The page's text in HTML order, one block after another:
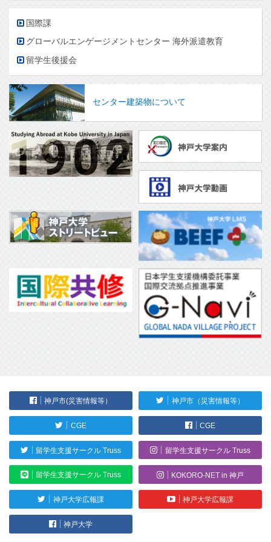
国際課
グローバルエンゲージメントセンター 海外派遣教育
留学生後援会
センター建築物について
神戸市(災害情報等） 神戸市（災害情報等）
CGE CGE
留学生支援サークル Truss 留学生支援サークル Truss
留学生支援サークル Truss KOKORO-NET in 神戸
神戸大学広報課 神戸大学広報課
神戸大学